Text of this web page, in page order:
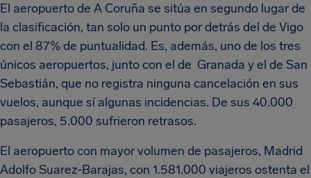
El aeropuerto de A Coruña se sitúa en segundo lugar de
la clasificación, tan solo un punto por detrás del de Vigo
con el 87% de puntualidad. Es, además, uno de los tres
únicos aeropuertos, junto con el de Granada y el de San
Sebastián, que no registra ninguna cancelación en sus
vuelos, aunque sí algunas incidencias. De sus 40.000
pasajeros, 5.000 sufrieron retrasos.
El aeropuerto con mayor volumen de pasajeros, Madrid
Adolfo Suarez-Barajas, con 1.581.000 viajeros ostenta el